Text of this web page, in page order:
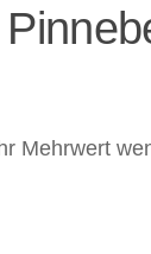
Mehrwert